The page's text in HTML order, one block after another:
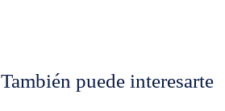
También puede interesarte